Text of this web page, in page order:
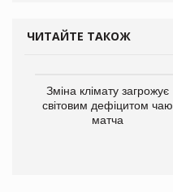
ЧИТАЙТЕ ТАКОЖ
Зміна клімату загрожує
світовим дефіцитом чаю
матча